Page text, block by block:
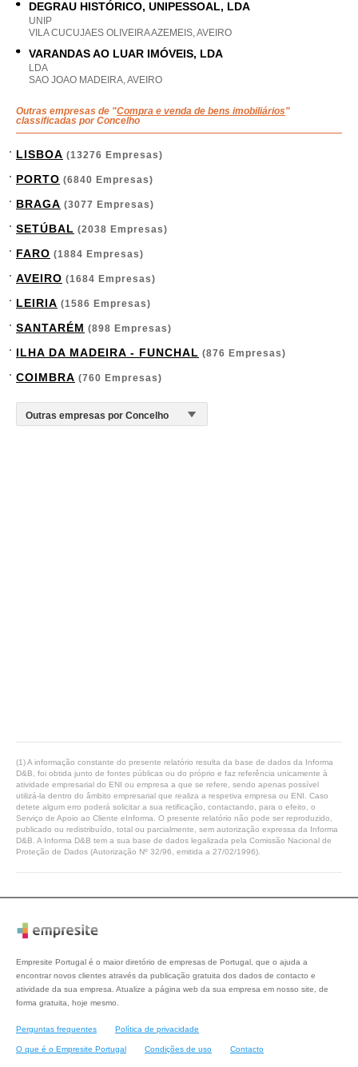
DEGRAU HISTÓRICO, UNIPESSOAL, LDA
UNIP
VILA CUCUJAES OLIVEIRA AZEMEIS, AVEIRO
VARANDAS AO LUAR IMÓVEIS, LDA
LDA
SAO JOAO MADEIRA, AVEIRO
Outras empresas de "Compra e venda de bens imobiliários"
classificadas por Concelho
LISBOA (13276 Empresas)
PORTO (6840 Empresas)
BRAGA (3077 Empresas)
SETÚBAL (2038 Empresas)
FARO (1884 Empresas)
AVEIRO (1684 Empresas)
LEIRIA (1586 Empresas)
SANTARÉM (898 Empresas)
ILHA DA MADEIRA - FUNCHAL (876 Empresas)
COIMBRA (760 Empresas)
(1) A informação constante do presente relatório resulta da base de dados da Informa
D&B, foi obtida junto de fontes públicas ou do próprio e faz referência unicamente à
atividade empresarial do ENI ou empresa a que se refere, sendo apenas possível
utilizá-la dentro do âmbito empresarial que realiza a respetiva empresa ou ENI. Caso
detete algum erro poderá solicitar a sua retificação, contactando, para o efeito, o
Serviço de Apoio ao Cliente eInforma. O presente relatório não pode ser reproduzido,
publicado ou redistribuído, total ou parcialmente, sem autorização expressa da Informa
D&B. A Informa D&B tem a sua base de dados legalizada pela Comissão Nacional de
Proteção de Dados (Autorização Nº 32/96, emitida a 27/02/1996).
Empresite Portugal é o maior diretório de empresas de Portugal, que o ajuda a
encontrar novos clientes através da publicação gratuita dos dados de contacto e
atividade da sua empresa. Atualize a página web da sua empresa em nosso site, de
forma gratuita, hoje mesmo.
Perguntas frequentes Política de privacidade
O que é o Empresite Portugal Condições de uso Contacto